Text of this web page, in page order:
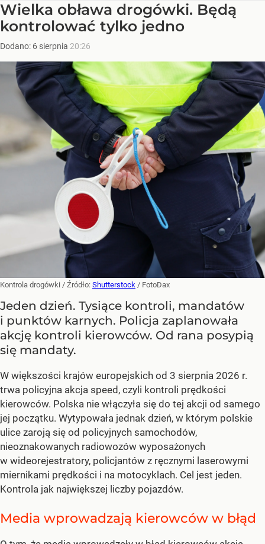
Wielka obława drogówki. Będą
kontrolować tylko jedno
Dodano: 6 sierpnia 20:26
Kontrola drogówki / Źródło: Shutterstock / FotoDax
Jeden dzień. Tysiące kontroli, mandatów
i punktów karnych. Policja zaplanowała
akcję kontroli kierowców. Od rana posypią
się mandaty.
W większości krajów europejskich od 3 sierpnia 2026 r.
trwa policyjna akcja speed, czyli kontroli prędkości
kierowców. Polska nie włączyła się do tej akcji od samego
jej początku. Wytypowała jednak dzień, w którym polskie
ulice zaroją się od policyjnych samochodów,
nieoznakowanych radiowozów wyposażonych
w wideorejestratory, policjantów z ręcznymi laserowymi
miernikami prędkości i na motocyklach. Cel jest jeden.
Kontrola jak największej liczby pojazdów.
Media wprowadzają kierowców w błąd